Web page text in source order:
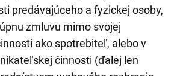
predávajúceho a fyzickej osoby,
zmluvu mimo svojej
ako spotrebiteľ, alebo v
činnosti (ďalej len